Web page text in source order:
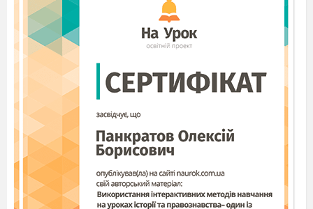
інший максимально точно копіює міміку.
«Хода героя»:
Пройдіть по класу як:
Маленьке налякане мишеня;
сосиску.
4. Творче завдання: Створення ескізу театральної
маски